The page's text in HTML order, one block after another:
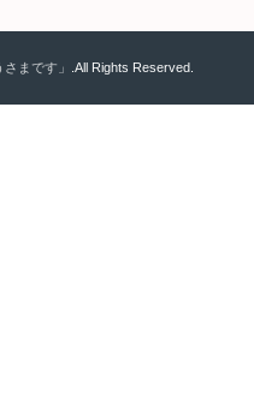
まです」 .All Rights Reserved.